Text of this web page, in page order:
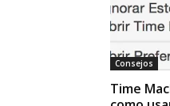
Consejos
Time